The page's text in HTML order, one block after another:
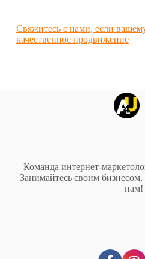
Свяжитесь с нами, если
качественное продвижение
Команда интернет-
Занимайтесь своим
нам!